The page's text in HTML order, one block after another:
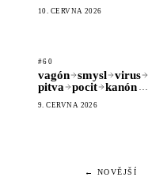
10. ČERVNA 2026
#60
vagón smysl virus
pitva
pocit kanón …
9. ČERVNA 2026
← NOVĚJŠÍ